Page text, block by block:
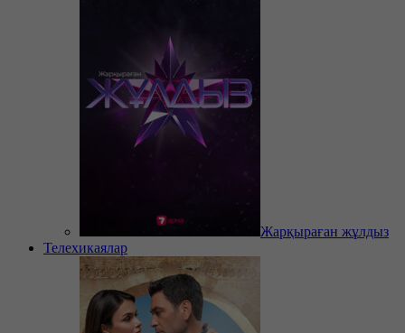
Жарқыраған жұлдыз
Телехикаялар